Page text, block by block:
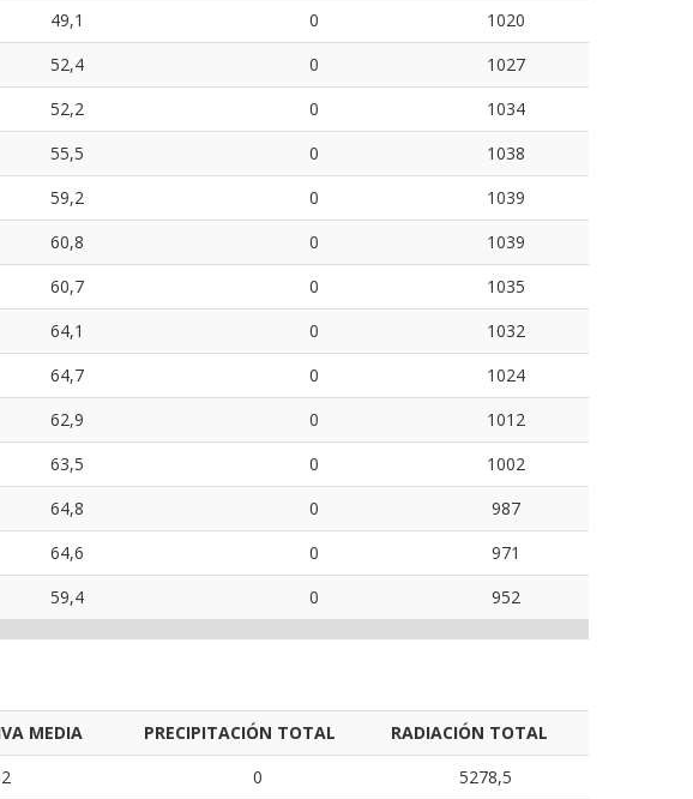
49,1 0
1020
52,4 0
1027
52,2 0
1034
55,5 0
1038
59,2 0
1039
60,8 0
1039
60,7 0
1035
64,1 0
1032
64,7 0
1024
62,9 0
1012
63,5 0
1002
64,8 0
987
64,6 0
971
59,4 0 952
MEDIA PRECIPITACIÓN TOTAL
RADIACIÓN TOTAL
0
5278,5